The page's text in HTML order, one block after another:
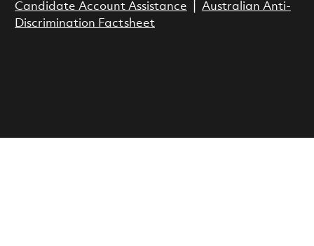
Candidate Account Assistance
Australian Anti-
Discrimination Factsheet